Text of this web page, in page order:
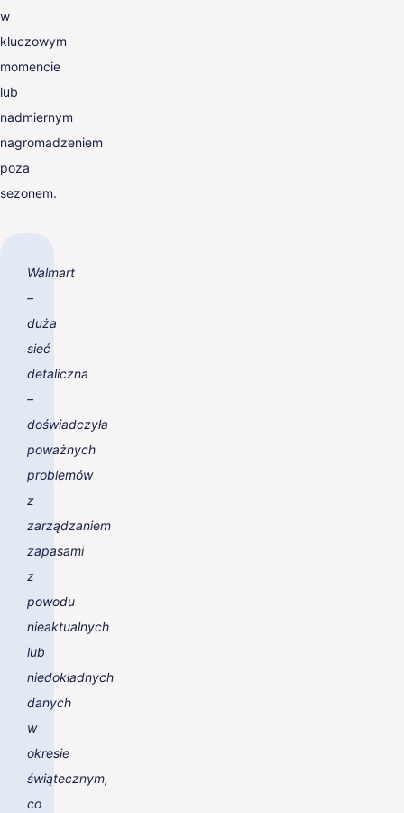
w
kluczowym
momencie
lub
nadmiernym
nagromadzeniem
poza
sezonem.
Walmart
–
duża
sieć
detaliczna
–
doświadczyła
poważnych
problemów
z
zarządzaniem
zapasami
z
powodu
nieaktualnych
lub
niedokładnych
danych
w
okresie
świątecznym,
co